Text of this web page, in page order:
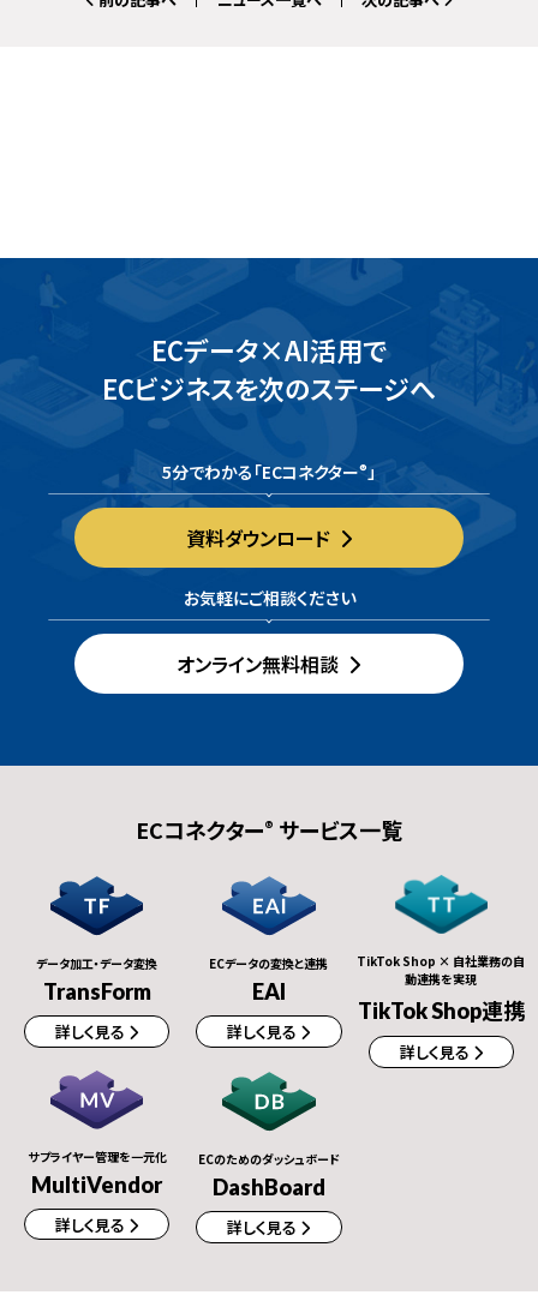
ECデータ×AI活用で
ECビジネスを次のステージへ
5分でわかる「ECコネクター® 」
資料ダウンロード
お気軽にご相談ください
オンライン無料相談
ECコネクター® サービス一覧
データ加工・データ変換
TransForm
詳しく見る
ECデータの変換と連携
EAI
詳しく見る
TikTok Shop × 自社業務の自
動連携を実現
TikTok Shop連携
詳しく見る
サプライヤー管理を一元化
MultiVendor
詳しく見る
ECのためのダッシュボード
DashBoard
詳しく見る